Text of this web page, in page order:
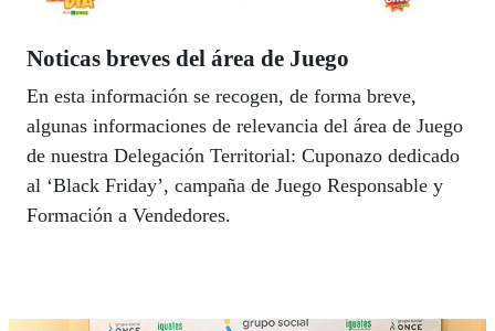
Noticas breves del área de Juego
En esta información se recogen, de forma breve,
algunas informaciones de relevancia del área de Juego
de nuestra Delegación Territorial: Cuponazo dedicado
al ‘Black Friday’, campaña de Juego Responsable y
Formación a Vendedores.